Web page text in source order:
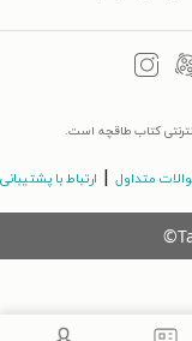
کتاب طاقچه است.
متداول ارتباط با پشتیبانی